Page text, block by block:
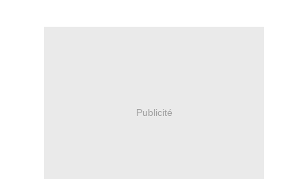
Publicité